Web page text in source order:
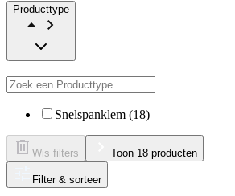
Producttype
Snelspanklem (18)
Wis filters Toon 18 producten
Filter & sorteer